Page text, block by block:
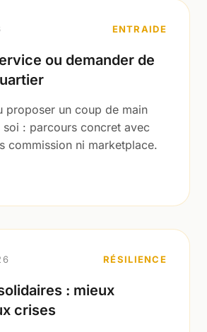
ENTRAIDE
ou demander de
proposer un coup de main
soi : parcours concret avec
commission ni marketplace.
RÉSILIENCE
: mieux
crises